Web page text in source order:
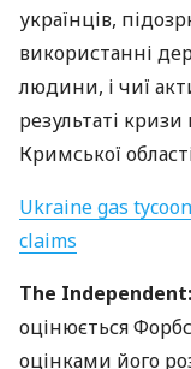
українців,
використанні
людини, і чиї
результаті
Кримської
Ukraine gas
claims
The Independent:
оцінюється
оцінками його